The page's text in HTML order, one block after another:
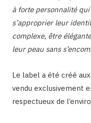
à forte personnalité
s’approprier leur
complexe, être
leur peau sans
Le label a été créé
vendu exclusivement
respectueux de